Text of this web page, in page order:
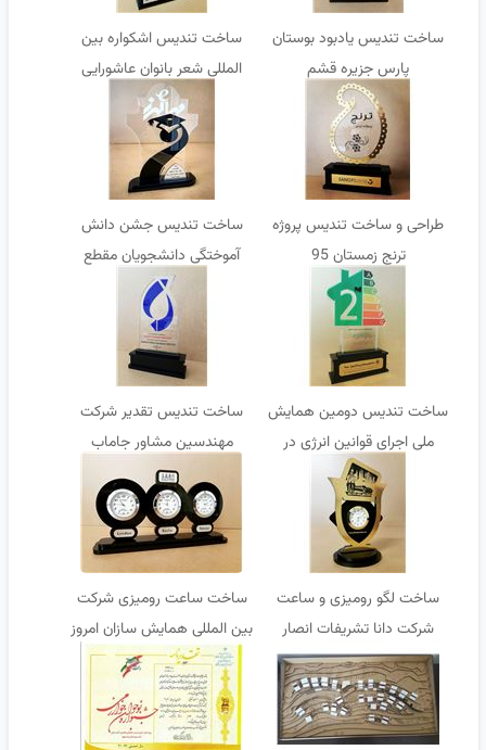
ساخت تندیس یادبود بوستان
پارس جزیره قشم
ساخت تندیس اشکواره بین
المللی شعر بانوان عاشورایی
طراحی و ساخت تندیس پروژه
ترنج زمستان 95
ساخت تندیس جشن دانش
آموختگی دانشجویان مقطع
کارشناسی ارشد مهر البرز
ساخت تندیس دومین همایش
ملی اجرای قوانین انرژی در
ساختمان
ساخت تندیس تقدیر شرکت
مهندسین مشاور جاماب
ساخت لگو رومیزی و ساعت
شرکت دانا تشریفات انصار
ساخت ساعت رومیزی شرکت
بین المللی همایش سازان امروز